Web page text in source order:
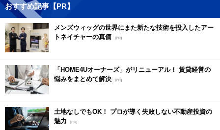
おすすめ記事【PR】
メンズウィッグの世界にまた新たな技術を投入したアー
トネイチャーの真価 [PR]
「HOME4Uオーナーズ」がリニューアル！ 賃貸経営の
悩みをまとめて解決 [PR]
土地なしでもOK！ プロが導く失敗しない不動産投資の
魅力
[PR]